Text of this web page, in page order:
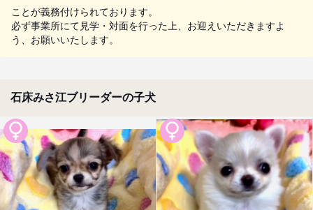
ことが義務付けられております。
必ず事業所にて見学・対面を行った上、お迎えいただきますよ
う、お願いいたします。
石床みさ江ブリーダーの子犬